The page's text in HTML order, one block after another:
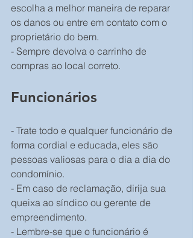
escolha a melhor maneira de reparar
os danos ou entre em contato com o
proprietário do bem.
- Sempre devolva o carrinho de
compras ao local correto.
Funcionários
- Trate todo e qualquer funcionário de
forma cordial e educada, eles são
pessoas valiosas para o dia a dia do
condomínio.
- Em caso de reclamação, dirija sua
queixa ao síndico ou gerente de
empreendimento.
- Lembre-se que o funcionário é